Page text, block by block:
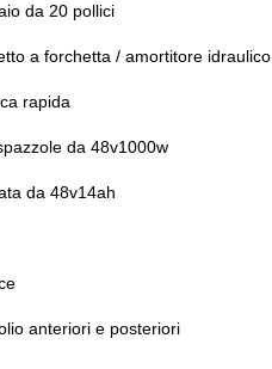
da 20 pollici
a forchetta / amortitore idraulico
rapida
da 48v1000w
da 48v14ah
anteriori e posteriori